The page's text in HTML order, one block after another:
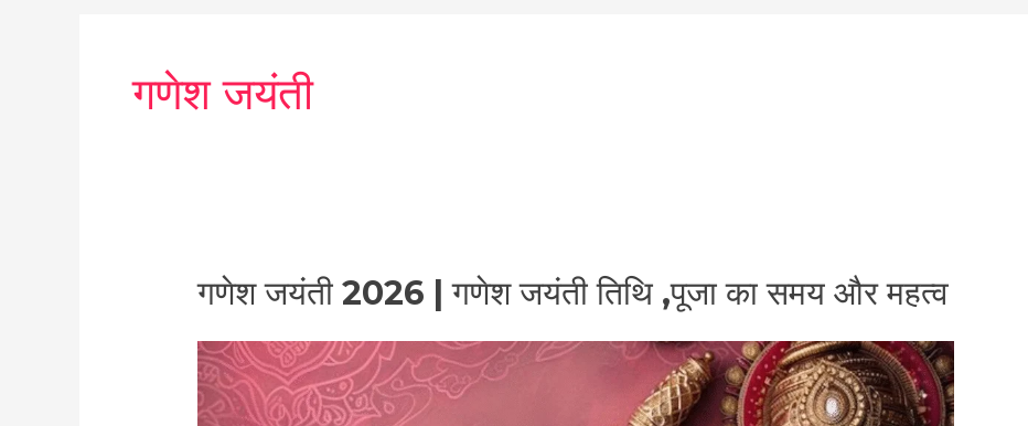
गणेश जयंती
गणेश जयंती 2026 | गणेश जयंती तिथि ,पूजा का समय और महत्व
गणेश
2026
|
गणेश